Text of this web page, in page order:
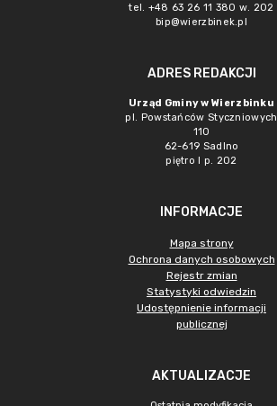
tel. +48 63 26 11 380 w. 202
bip@wierzbinek.pl
ADRES REDAKCJI
Urząd Gminy w Wierzbinku
pl. Powstańców Styczniowych
110
62-619 Sadlno
piętro I p. 202
INFORMACJE
Mapa strony
Ochrona danych osobowych
Rejestr zmian
Statystyki odwiedzin
Udostępnienie informacji
publicznej
AKTUALIZACJE